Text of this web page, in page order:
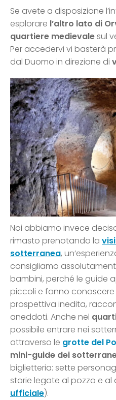
Se avete a disposizione
esplorare l’altro lato di
quartiere medievalesul
Per accedervi vi basterà
dal Duomo in direzione di
Noi abbiamo invece
rimasto prenotando la
sotterranea,
consigliamo
bambini, perché le guide
piccoli e fanno
prospettiva inedita,
aneddoti. Anche nel
possibile entrare nei
attraverso le grotte del
mini-guide dei
biglietteria: sette
storie legate al pozzo e al
ufficiale).